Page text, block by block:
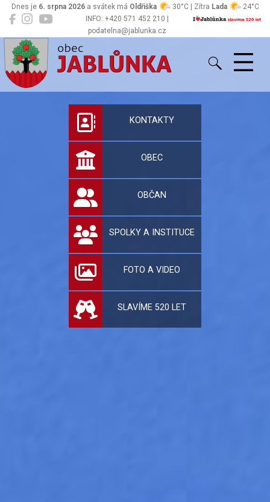
INFO: +420 571 452 210 |
podatelna@jablunka.cz
Dnes je 6. srpna 2026a svátek má Oldřiška 30°C | Zítra Lada 24°C
Jablůnka
Oficiální stránky
KONTAKTY
OBEC
OBČAN
SPOLKY A INSTITUCE
FOTO A VIDEO
SLAVÍME 520 LET